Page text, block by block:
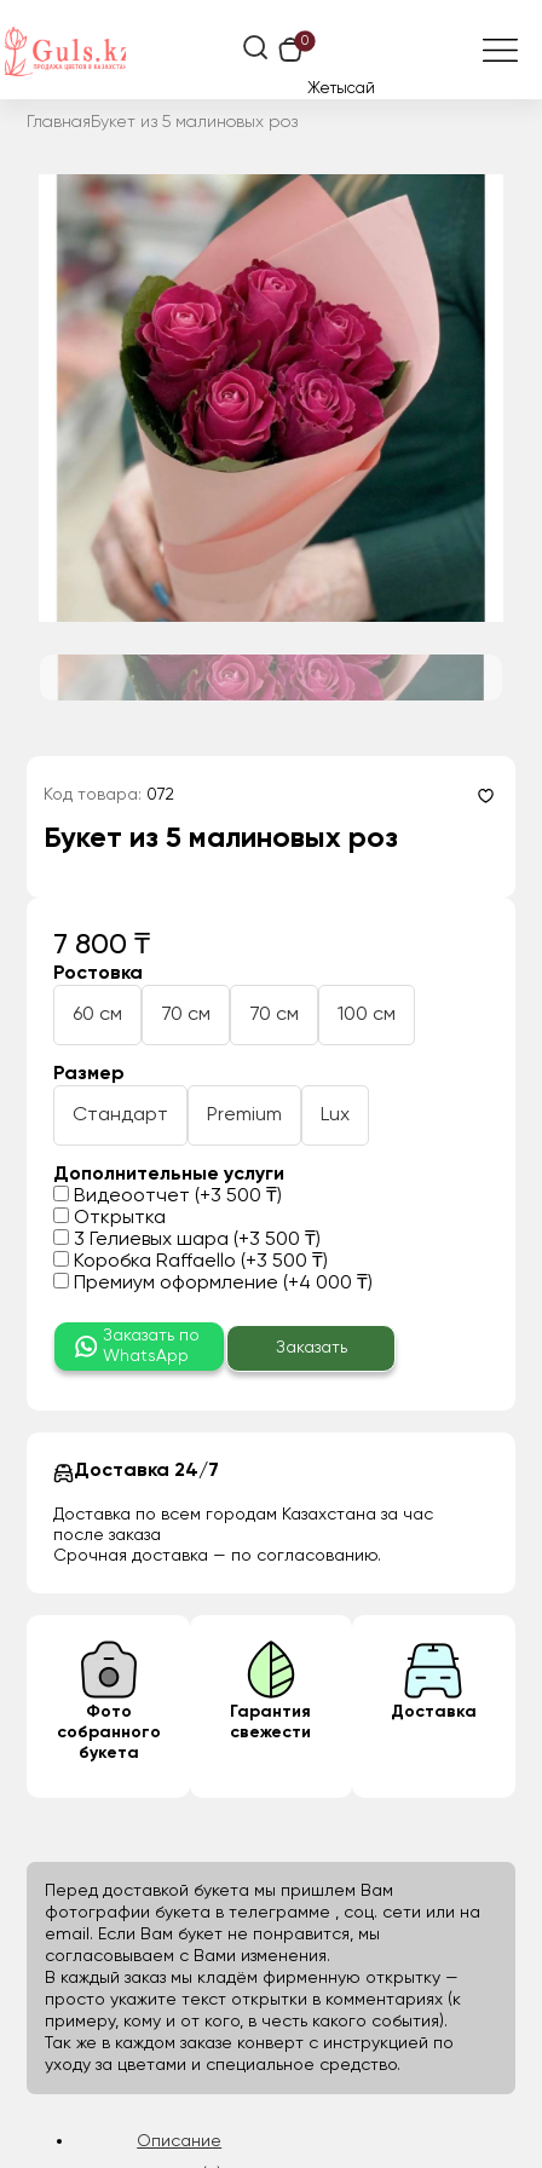
0
Жетысай
Главная Букет из 5 малиновых роз
Код товара: 072
Букет из 5 малиновых роз
7 800 ₸
Ростовка
60 см 70 см 70 см 100 см
Размер
Стандарт Premium Lux
Дополнительные услуги
Видеоотчет (+3 500 ₸)
Открытка
3 Гелиевых шара (+3 500 ₸)
Коробка Raffaello (+3 500 ₸)
Премиум оформление (+4 000 ₸)
Заказать по
WhatsApp
Заказать
Доставка 24/7
Доставка по всем городам Казахстана за час
после заказа
Срочная доставка — по согласованию.
Фото
собранного
букета
Гарантия
свежести
Доставка
Перед доставкой букета мы пришлем Вам
фотографии букета в телеграмме , соц. сети или на
email. Если Вам букет не понравится, мы
согласовываем с Вами изменения.
В каждый заказ мы кладём фирменную открытку —
просто укажите текст открытки в комментариях (к
примеру, кому и от кого, в честь какого события).
Так же в каждом заказе конверт с инструкцией по
уходу за цветами и специальное средство.
Описание